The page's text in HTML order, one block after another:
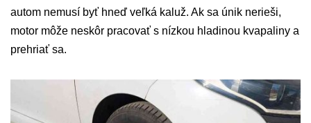
autom nemusí byť hneď veľká kaluž. Ak sa únik nerieši,
motor môže neskôr pracovať s nízkou hladinou kvapaliny a
prehriať sa.